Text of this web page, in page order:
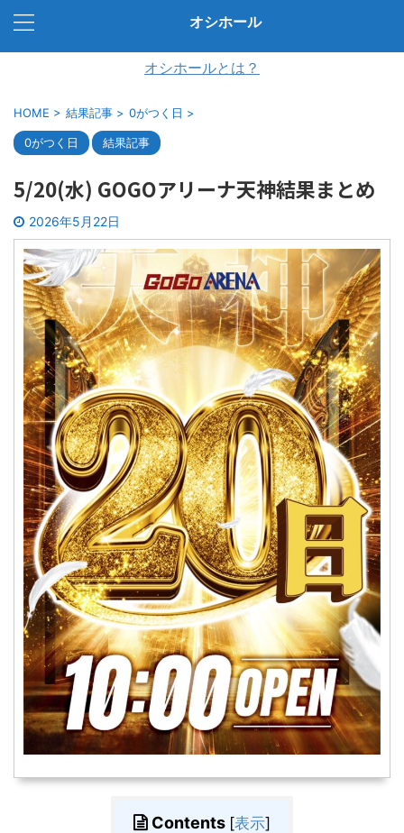
オシホール
オシホールとは？
HOME > 結果記事 > 0がつく日 >
0がつく日 結果記事
5/20(水) GOGOアリーナ天神結果まとめ
2026年5月22日
Contents [表示]